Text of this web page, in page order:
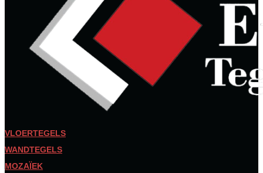
VLOERTEGELS
WANDTEGELS
MOZAÏEK